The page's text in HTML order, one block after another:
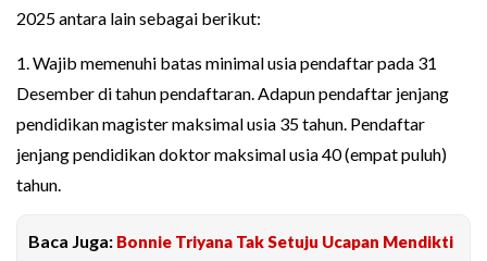
2025 antara lain sebagai berikut:
1. Wajib memenuhi batas minimal usia pendaftar pada 31
Desember di tahun pendaftaran. Adapun pendaftar jenjang
pendidikan magister maksimal usia 35 tahun. Pendaftar
jenjang pendidikan doktor maksimal usia 40 (empat puluh)
tahun.
Baca Juga: Bonnie Triyana Tak Setuju Ucapan Mendikti